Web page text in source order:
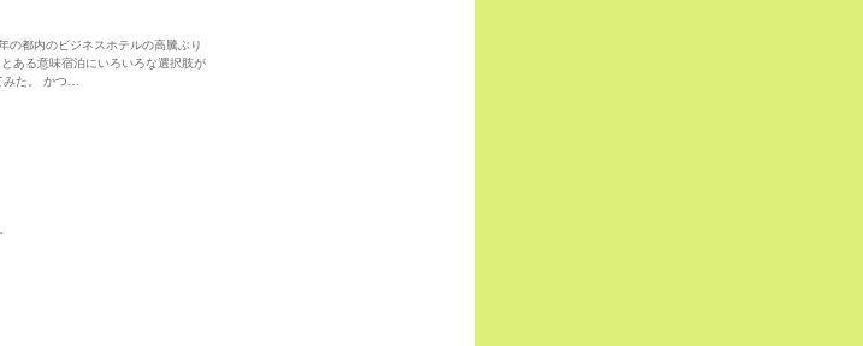
の都内のビジネスホテルの高騰ぶり
ある意味宿泊にいろいろな選択肢が
た。 かつ…